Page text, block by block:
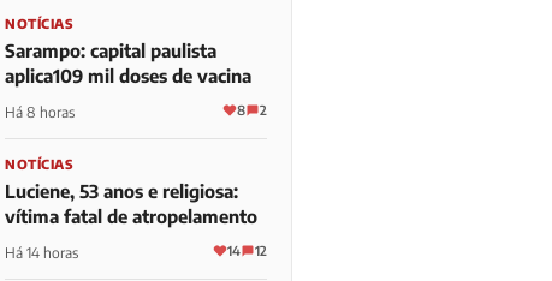
NOTÍCIAS
Sarampo: capital paulista
aplica109 mil doses de vacina
Há 8 horas 8 2
NOTÍCIAS
Luciene, 53 anos e religiosa:
vítima fatal de atropelamento
Há 14 horas 14 12